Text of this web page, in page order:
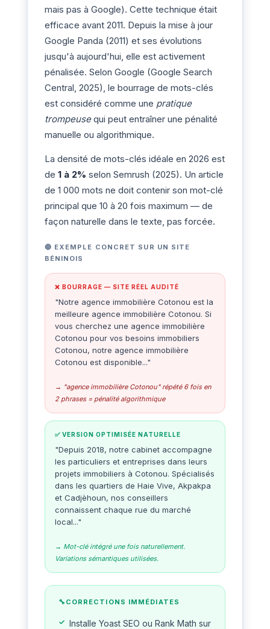
mais pas à Google). Cette technique était
efficace avant 2011. Depuis la mise à jour
Google Panda (2011) et ses évolutions
jusqu'à aujourd'hui, elle est activement
pénalisée. Selon Google (Google Search
Central, 2025), le bourrage de mots-clés
est considéré comme une pratique
trompeusequi peut entraîner une pénalité
manuelle ou algorithmique.
La densité de mots-clés idéale en 2026 est
de 1 à 2% selon Semrush (2025). Un article
de 1 000 mots ne doit contenir son mot-clé
principal que 10 à 20 fois maximum — de
façon naturelle dans le texte, pas forcée.
🔴 EXEMPLE CONCRET SUR UN SITE
BÉNINOIS
❌ BOURRAGE — SITE RÉEL AUDITÉ
"Notre agence immobilière Cotonou est la
meilleure agence immobilière Cotonou. Si
vous cherchez une agence immobilière
Cotonou pour vos besoins immobiliers
Cotonou, notre agence immobilière
Cotonou est disponible..."
→ "agence immobilière Cotonou" répété 6 fois en
2 phrases = pénalité algorithmique
✅ VERSION OPTIMISÉE NATURELLE
"Depuis 2018, notre cabinet accompagne
les particuliers et entreprises dans leurs
projets immobiliers à Cotonou. Spécialisés
dans les quartiers de Haie Vive, Akpakpa
et Cadjèhoun, nos conseillers
connaissent chaque rue du marché
local..."
→ Mot-clé intégré une fois naturellement.
Variations sémantiques utilisées.
CORRECTIONS IMMÉDIATES
Installe Yoast SEO ou Rank Math sur